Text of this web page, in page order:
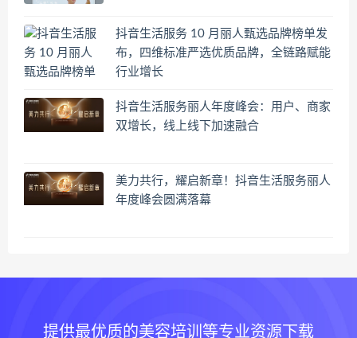
抖音生活服务 10 月丽人甄选品牌榜单发
布，四维标准严选优质品牌，全链路赋能
行业增长
抖音生活服务丽人年度峰会：用户、商家
双增长，线上线下加速融合
美力共行，耀启新章！抖音生活服务丽人
年度峰会圆满落幕
提供最优质的美容培训等专业资源下载